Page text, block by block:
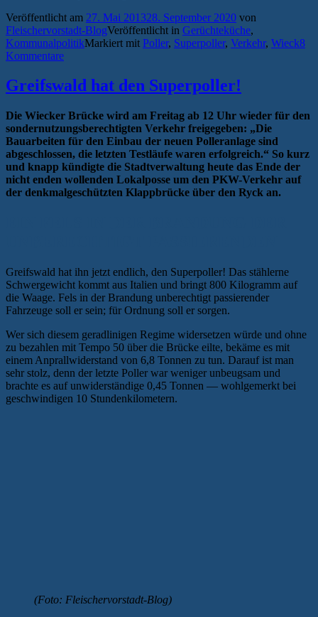
Veröffentlicht am 27. Mai 201328. September 2020 von
Fleischervorstadt-BlogVeröffentlicht in Gerüchteküche,
KommunalpolitikMarkiert mit Poller, Superpoller, Verkehr, Wieck8
Kommentare
Greifswald hat den Superpoller!
Die Wiecker Brücke wird am Freitag ab 12 Uhr wieder für den
sondernutzungsberechtigten Verkehr freigegeben: „Die
Bauarbeiten für den Einbau der neuen Polleranlage sind
abgeschlossen, die letzten Testläufe waren erfolgreich.“ So kurz
und knapp kündigte die Stadtverwaltung heute das Ende der
nicht enden wollenden Lokalposse um den PKW-Verkehr auf
der denkmalgeschützten Klappbrücke über den Ryck an.
Greifswald hat ihn jetzt endlich, den Superpoller! Das stählerne
Schwergewicht kommt aus Italien und bringt 800 Kilogramm auf
die Waage. Fels in der Brandung unberechtigt passierender
Fahrzeuge soll er sein; für Ordnung soll er sorgen.
Wer sich diesem geradlinigen Regime widersetzen würde und ohne
zu bezahlen mit Tempo 50 über die Brücke eilte, bekäme es mit
einem Anprallwiderstand von 6,8 Tonnen zu tun. Darauf ist man
sehr stolz, denn der letzte Poller war weniger unbeugsam und
brachte es auf unwiderständige 0,45 Tonnen — wohlgemerkt bei
geschwindigen 10 Stundenkilometern.
(Foto: Fleischervorstadt-Blog)